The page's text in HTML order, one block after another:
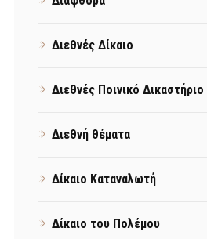
Διεθνές Δίκαιο
Διεθνές Ποινικό Δικαστήριο
Διεθνή θέματα
Δίκαιο Καταναλωτή
Δίκαιο του Πολέμου